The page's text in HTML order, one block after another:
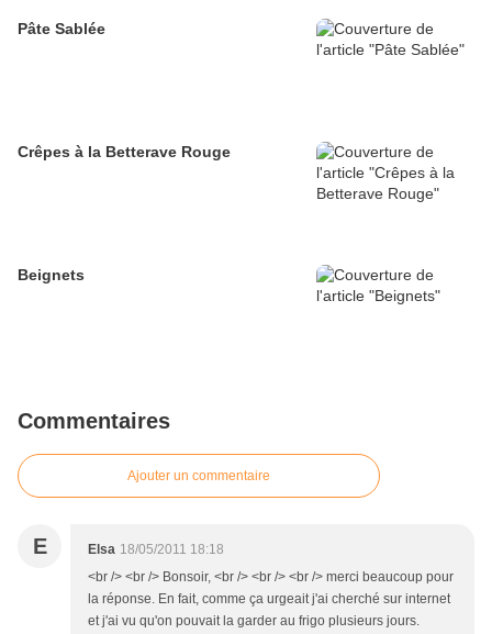
Pâte Sablée
Crêpes à la Betterave Rouge
Beignets
Commentaires
Ajouter un commentaire
E Elsa 18/05/2011 18:18
<br /> <br /> Bonsoir, <br /> <br /> <br /> merci beaucoup pour
la réponse. En fait, comme ça urgeait j'ai cherché sur internet
et j'ai vu qu'on pouvait la garder au frigo plusieurs jours.